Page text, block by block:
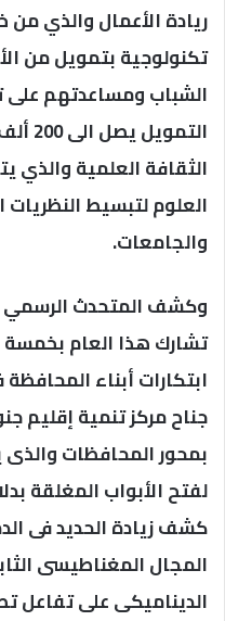
ريادة الأعمال والذي من
تكنولوجية بتمويل من
الشباب ومساعدتهم على
الثقافة العلمية
العلوم لتبسيط
والجامعات.
وكشف المتحدث
تشارك هذا العام
ابتكارات أبناء
جناح مركز تنمية إقليم
بمحور المحافظات
لفتح الأبواب المغلقة
كشف زيادة الحديد فى
المجال المغناطيسى
الديناميكى على تفاعل